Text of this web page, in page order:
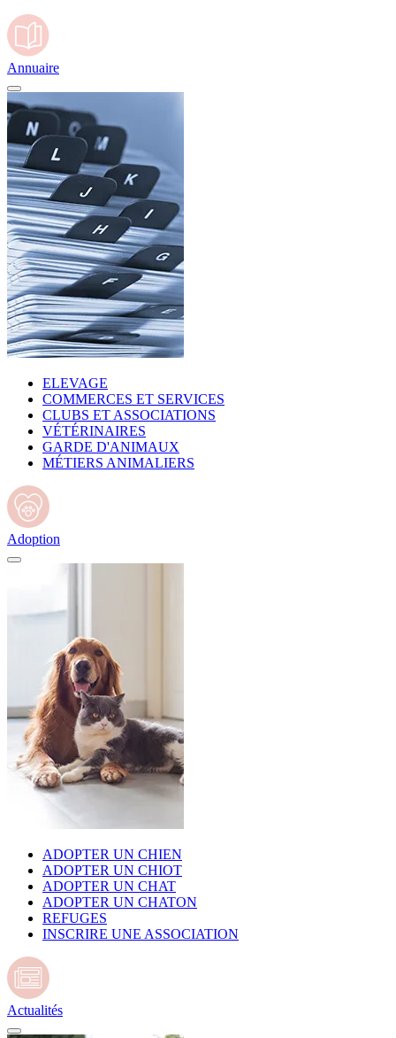
Annuaire
ELEVAGE
COMMERCES ET SERVICES
CLUBS ET ASSOCIATIONS
VÉTÉRINAIRES
GARDE D'ANIMAUX
MÉTIERS ANIMALIERS
Adoption
ADOPTER UN CHIEN
ADOPTER UN CHIOT
ADOPTER UN CHAT
ADOPTER UN CHATON
REFUGES
INSCRIRE UNE ASSOCIATION
Actualités